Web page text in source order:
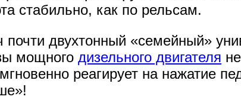
стабильно, как по рельсам.
двухтонный «семейный»
мощного дизельного двигателя
реагирует на нажатие